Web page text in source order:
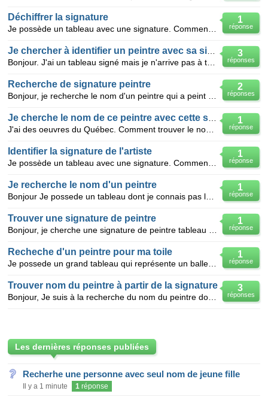
1
réponse
Déchiffrer la signature
3
réponses
2
réponses
Recherche de signature peintre
1
réponse
1
réponse
Identifier la signature de l'artiste
1
réponse
Je recherche le nom d'un peintre
1
réponse
Trouver une signature de peintre
1
réponse
Recheche d'un peintre pour ma toile
3
réponses
Trouver nom du peintre à partir de la signature
Les dernières réponses publiées
Recherhe une personne avec seul nom de jeune fille
Il y a 1 minute 1 réponse